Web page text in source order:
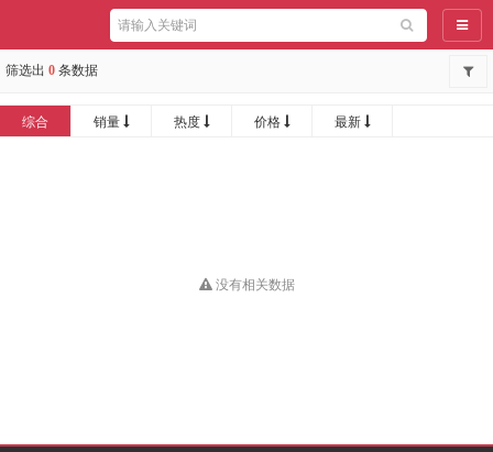
导航
筛选出 0 条数据
综合 销量 热度 价格 最新
没有相关数据